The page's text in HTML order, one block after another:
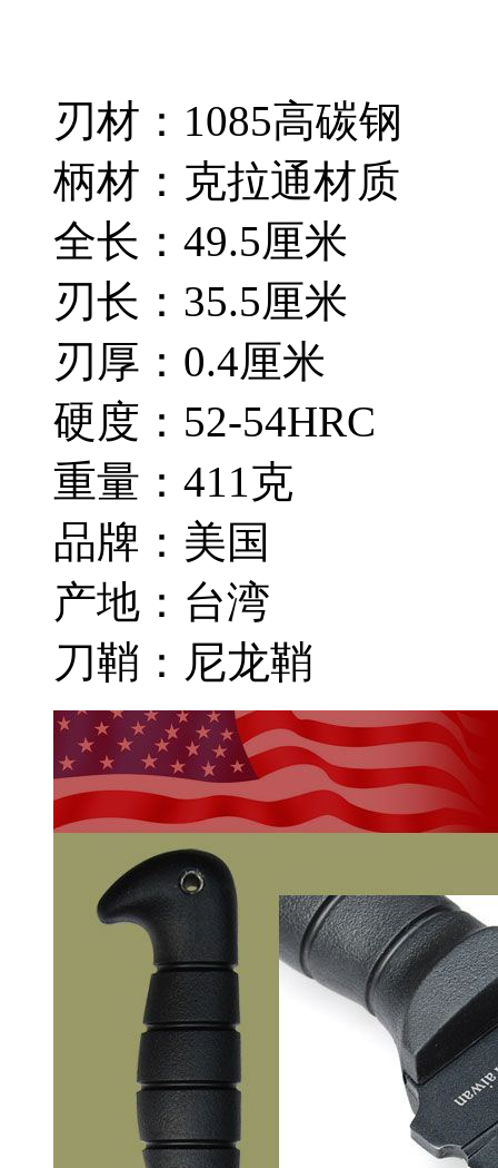
刃材：1085高碳钢
柄材：克拉通材质
全长：49.5厘米
刃长：35.5厘米
刃厚：0.4厘米
硬度：52-54HRC
重量：411克
品牌：美国
产地：台湾
刀鞘：尼龙鞘